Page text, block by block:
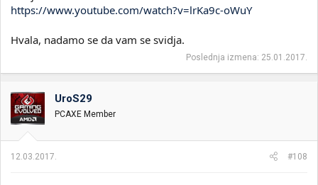
https://www.youtube.com/watch?v=lrKa9c-oWuY
Hvala, nadamo se da vam se svidja.
Poslednja izmena: 25.01.2017.
UroS29
PCAXE Member
12.03.2017. #108